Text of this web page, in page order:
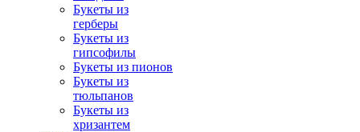
Букеты из
герберы
Букеты из
гипсофилы
Букеты из пионов
Букеты из
тюльпанов
Букеты из
хризантем